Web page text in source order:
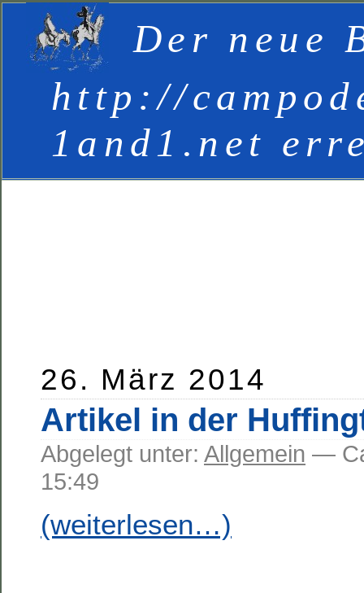
Der neue
http://
1and1.net
26. März 2014
Artikel in der
Abgelegt unter: Allgemein —
15:49
(weiterlesen…)